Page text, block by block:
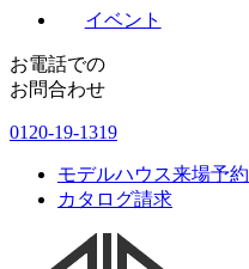
イベント
お電話での
お問合わせ
0120-19-1319
モデルハウス来場予約
カタログ請求